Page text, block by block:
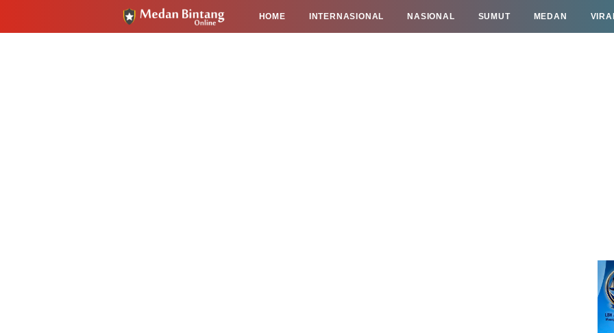
HOME INTERNASIONAL NASIONAL SUMUT MEDAN